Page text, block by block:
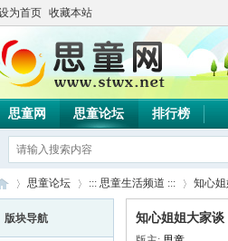
为首页 收藏本站
思童网 思童论坛 排行榜
思童论坛 ::: 思童生活频道 ::: 知心
版块导航 知心姐姐大家谈